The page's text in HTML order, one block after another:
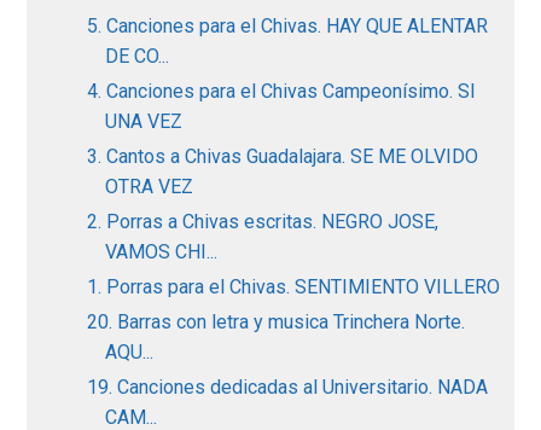
5. Canciones para el Chivas. HAY QUE ALENTAR
DE CO...
4. Canciones para el Chivas Campeonísimo. SI
UNA VEZ
3. Cantos a Chivas Guadalajara. SE ME OLVIDO
OTRA VEZ
2. Porras a Chivas escritas. NEGRO JOSE,
VAMOS CHI...
1. Porras para el Chivas. SENTIMIENTO VILLERO
20. Barras con letra y musica Trinchera Norte.
AQU...
19. Canciones dedicadas al Universitario. NADA
CAM...